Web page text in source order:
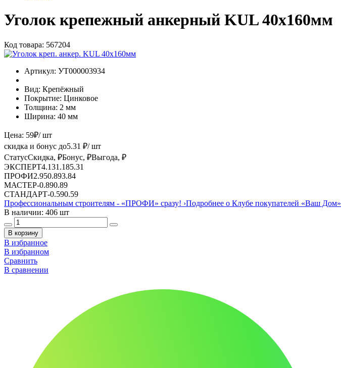
Уголок крепежный анкерный KUL 40х160мм
Код товара: 567204
Артикул: УТ000003934
Вид: Крепёжный
Покрытие: Цинковое
Толщина: 2 мм
Ширина: 40 мм
Цена: 59₽/ шт
скидка и бонус до5.31 ₽/ шт
СтатусСкидка, ₽Бонус, ₽Выгода, ₽
ЭКСПЕРТ4.131.185.31
ПРОФИ2.950.893.84
МАСТЕР-0.890.89
СТАНДАРТ-0.590.59
Профессиональным строителям - «ПРОФИ» сразу! ›Подробнее о Клубе покупателей «Ваш Дом»
В наличии: 406 шт
В корзину
В избранное
В избранном
Сравнить
В сравнении